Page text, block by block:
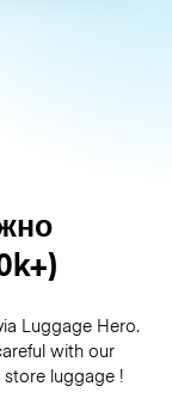
Luggage Hero.
with our
luggage !